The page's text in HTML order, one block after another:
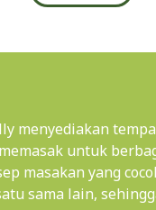
menyediakan
untuk
masakan yang
sama lain,